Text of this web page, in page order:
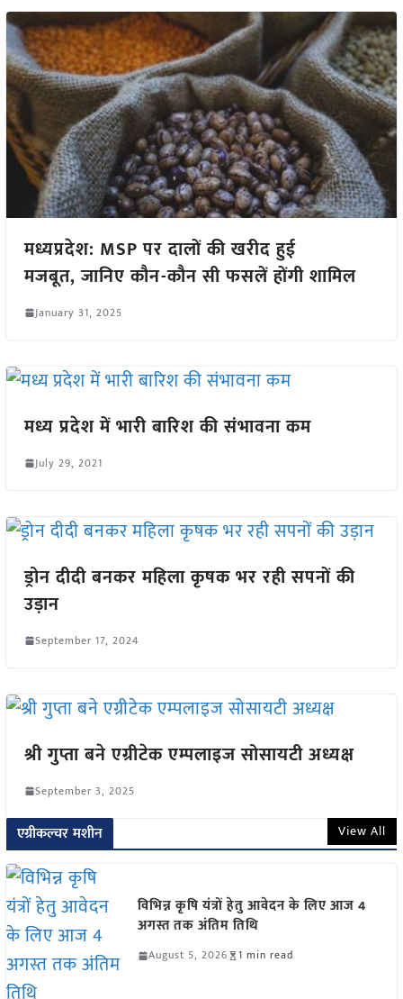
मध्यप्रदेश: MSP पर दालों की खरीद हुई
मजबूत, जानिए कौन-कौन सी फसलें होंगी शामिल
January 31, 2025
मध्य प्रदेश में भारी बारिश की संभावना कम
July 29, 2021
ड्रोन दीदी बनकर महिला कृषक भर रही सपनों की
उड़ान
September 17, 2024
श्री गुप्ता बने एग्रीटेक एम्पलाइज सोसायटी अध्यक्ष
September 3, 2025
एग्रीकल्चर मशीन View All
विभिन्न कृषि यंत्रों हेतु आवेदन के लिए आज 4
अगस्त तक अंतिम तिथि
August 5, 2026 1 min read